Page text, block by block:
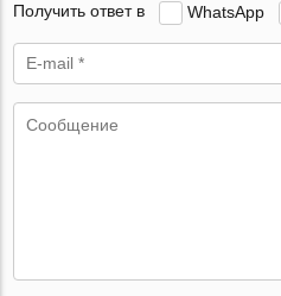
Получить ответ в WhatsApp